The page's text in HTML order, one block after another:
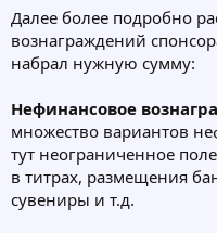
Далее более подробно
вознаграждений
набрал нужную сумму:
Нефинансовое
множество вариантов
тут неограниченное
в титрах, размещения
сувениры и т.д.